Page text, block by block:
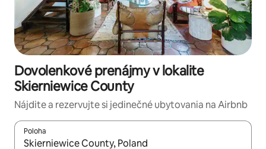
Dovolenkové prenájmy v lokalite
Skierniewice County
Nájdite a rezervujte si jedinečné ubytovania na Airbnb
Poloha
Keď budú výsledky k dispozícii, môžete si ich prechádzať